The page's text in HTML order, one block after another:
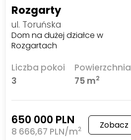
Rozgarty
ul. Toruńska
Dom na dużej działce w
Rozgartach
Liczba pokoi
3
Powierzchnia
75 m2
650 000 PLN
8 666,67 PLN/m2 Zobacz